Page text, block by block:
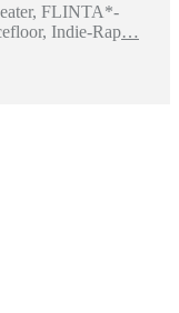
FLINTA*-
Indie-Rap…